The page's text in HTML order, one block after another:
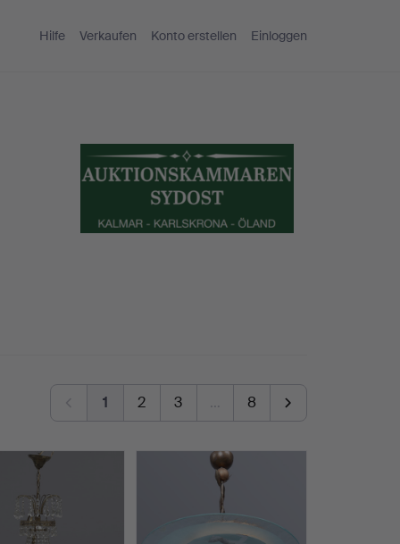
Hilfe Verkaufen Konto erstellen Einloggen
1 2 3 … 8